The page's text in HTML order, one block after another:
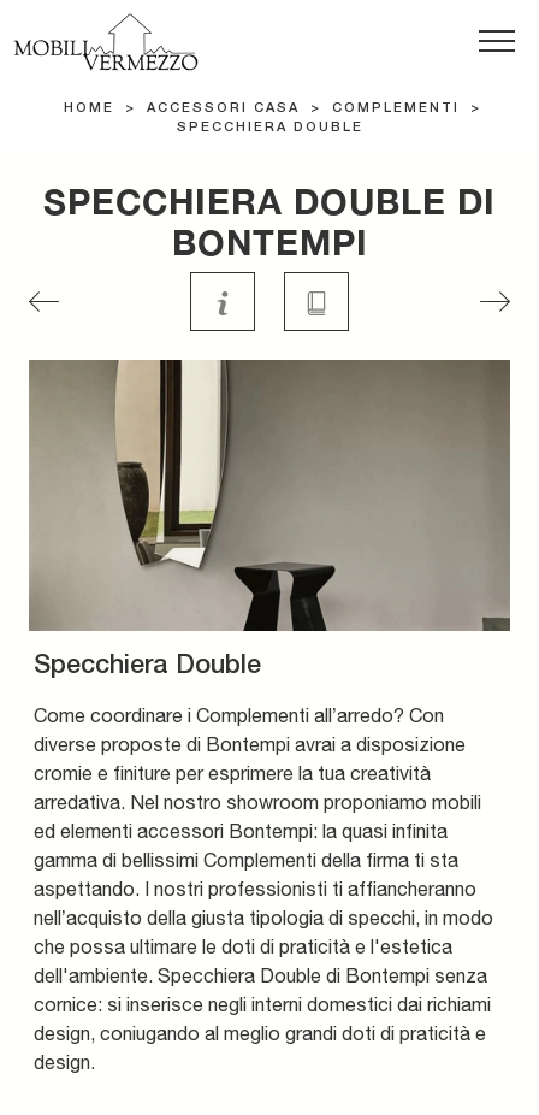
HOME > ACCESSORI CASA > COMPLEMENTI
>
SPECCHIERA DOUBLE
SPECCHIERA DOUBLE DI
BONTEMPI
Specchiera Double
Come coordinare i Complementi all’arredo? Con
diverse proposte di Bontempi avrai a disposizione
cromie e finiture per esprimere la tua creatività
arredativa. Nel nostro showroom proponiamo mobili
ed elementi accessori Bontempi: la quasi infinita
gamma di bellissimi Complementi della firma ti sta
aspettando. I nostri professionisti ti affiancheranno
nell’acquisto della giusta tipologia di specchi, in modo
che possa ultimare le doti di praticità e l'estetica
dell'ambiente. Specchiera Double di Bontempi senza
cornice: si inserisce negli interni domestici dai richiami
design, coniugando al meglio grandi doti di praticità e
design.